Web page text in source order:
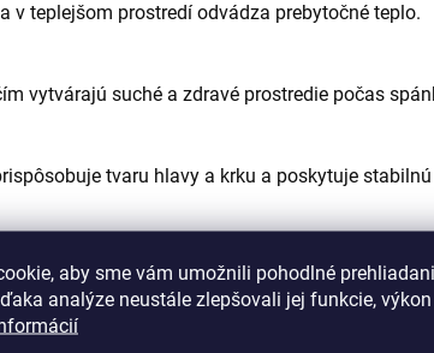
aby sme vám umožnili pohodlné
analýze neustále zlepšovali jej funkcie,
v teplejšom prostredí odvádza prebytočné teplo.
vytvárajú suché a zdravé prostredie počas
tvaru hlavy a krku a poskytuje
vhodný aj pre citlivú pokožku.
k zvieratám.